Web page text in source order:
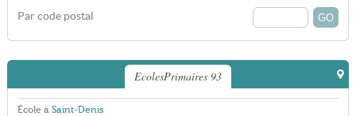
Par code postal
EcolesPrimaires 93
École à Saint-Denis